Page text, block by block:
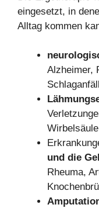
eingesetzt, in
Alltag kommen
Alzheimer,
und die
Rheuma,